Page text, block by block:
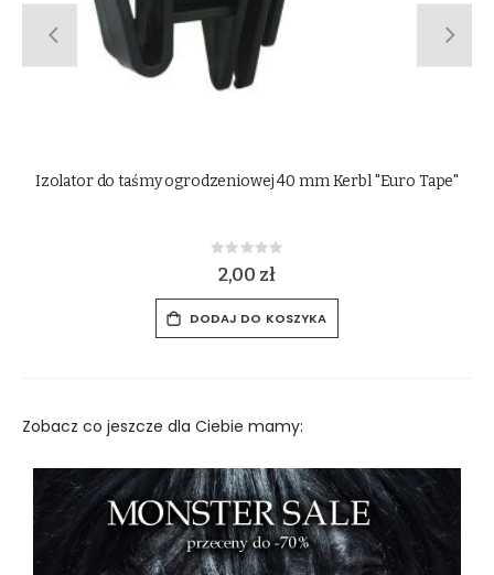
Litery na czworobok Premiere "Dressage"
Rating:
0%
75,00 zł S
p
e
i
a
60,00 zł
DODAJ DO KOSZYKA
Zobacz co jeszcze dla Ciebie mamy: